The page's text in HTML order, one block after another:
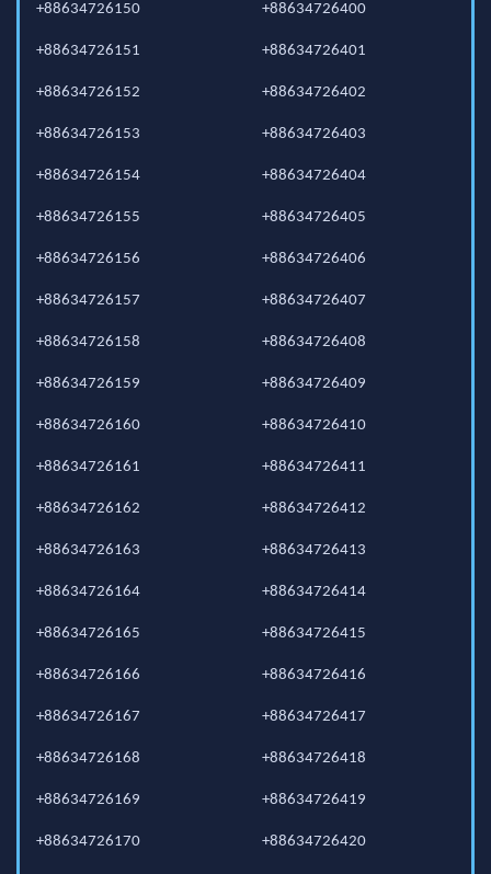
+88634726150
+88634726151
+88634726152
+88634726153
+88634726154
+88634726155
+88634726156
+88634726157
+88634726158
+88634726159
+88634726160
+88634726161
+88634726162
+88634726163
+88634726164
+88634726165
+88634726166
+88634726167
+88634726168
+88634726169
+88634726170
+88634726400
+88634726401
+88634726402
+88634726403
+88634726404
+88634726405
+88634726406
+88634726407
+88634726408
+88634726409
+88634726410
+88634726411
+88634726412
+88634726413
+88634726414
+88634726415
+88634726416
+88634726417
+88634726418
+88634726419
+88634726420